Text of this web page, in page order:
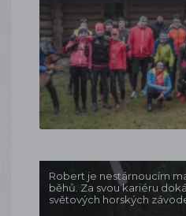
Robert je nestárnoucím
běhů. Za svou kariéru
světových horských